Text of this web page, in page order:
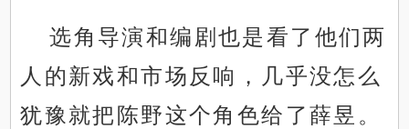
选角导演和编剧也是看了他们两
人的新戏和市场反响，几乎没怎么
犹豫就把陈野这个角色给了薛昱。